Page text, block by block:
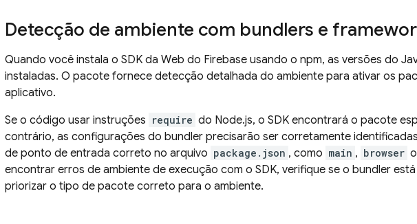
Detecção de ambiente com bundlers e
Quando você instala o SDK da Web do Firebase usando o npm, as versões do
instaladas. O pacote fornece detecção detalhada do ambiente para ativar os
aplicativo.
Se o código usar instruções require do Node.js, o SDK encontrará o pacote
contrário, as configurações do bundler precisarão ser corretamente
de ponto de entrada correto no arquivo package.json , como main , browser
encontrar erros de ambiente de execução com o SDK, verifique se o bundler
priorizar o tipo de pacote correto para o ambiente.